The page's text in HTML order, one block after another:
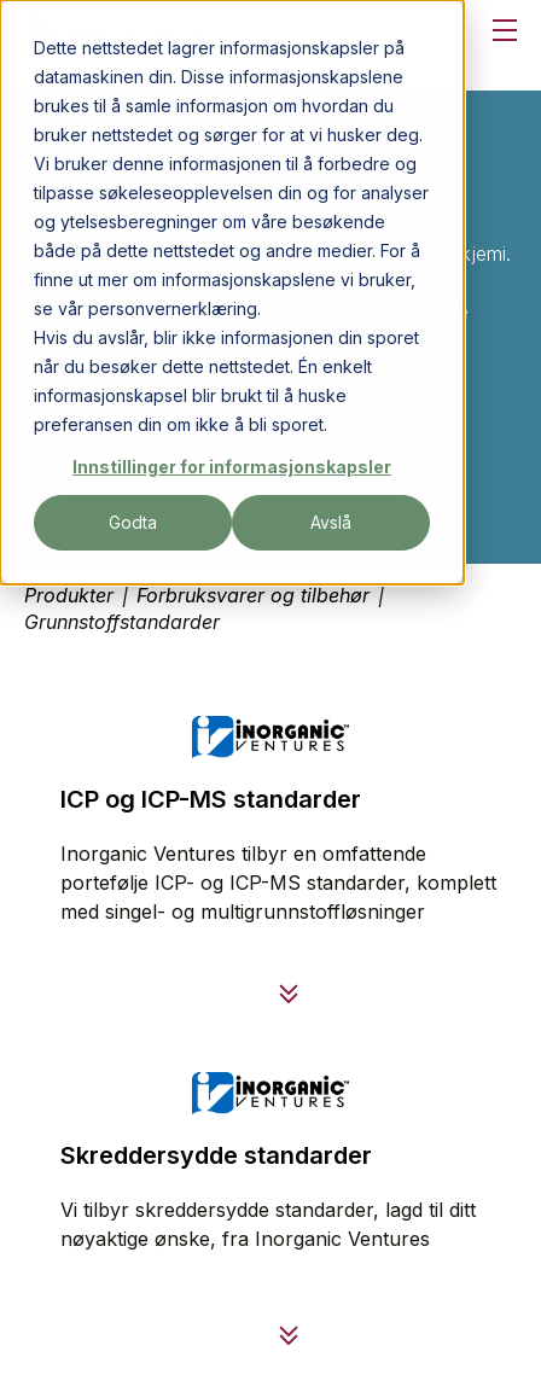
Dette nettstedet lagrer informasjonskapsler på
datamaskinen din. Disse informasjonskapslene
brukes til å samle informasjon om hvordan du
bruker nettstedet og sørger for at vi husker deg.
Vi bruker denne informasjonen til å forbedre og
tilpasse søkeleseopplevelsen din og for analyser
og ytelsesberegninger om våre besøkende
både på dette nettstedet og andre medier. For å
finne ut mer om informasjonskapslene vi bruker,
se vår personvernerklæring.
Hvis du avslår, blir ikke informasjonen din sporet
når du besøker dette nettstedet. Én enkelt
informasjonskapsel blir brukt til å huske
preferansen din om ikke å bli sporet.
Innstillinger for informasjonskapsler
Godta Avslå
Grunnstoffstandarder
Inorganic Ventures er et amerikansk selskap som
spesialiserer seg på produksjon og levering av
høykvalitets standarder og løsninger for analytisk kjemi.
De tilbyr et bredt spekter av produkter, inkludert
metallsalter, standardløsninger og spesialtilpassede
løsninger som brukes i laboratorier for nøyaktige
målinger og analyser. Les mer på
www.inorganicventures.com
Kontakt produktspesialist
Produkter | Forbruksvarer og tilbehør |
Grunnstoffstandarder
ICP og ICP-MS standarder
Inorganic Ventures tilbyr en omfattende
portefølje ICP- og ICP-MS standarder, komplett
med singel- og multigrunnstoffløsninger
Skreddersydde standarder
Vi tilbyr skreddersydde standarder, lagd til ditt
nøyaktige ønske, fra Inorganic Ventures